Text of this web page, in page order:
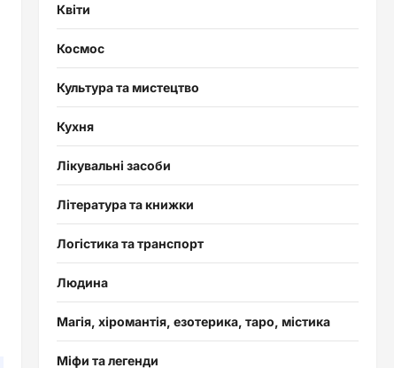
Квіти
Космос
Культура та мистецтво
Кухня
Лікувальні засоби
Література та книжки
Логістика та транспорт
Людина
Магія, хіромантія, езотерика, таро, містика
Міфи та легенди